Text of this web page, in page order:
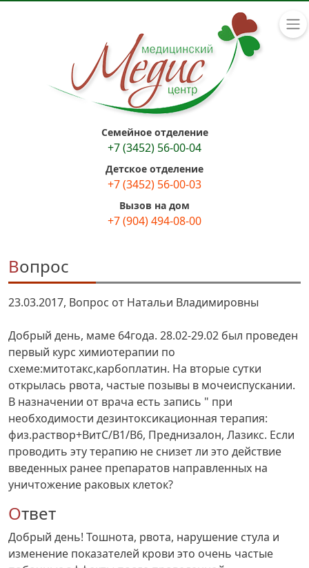
Семейное отделение
+7 (3452) 56-00-04
Детское отделение
+7 (3452) 56-00-03
Вызов на дом
+7 (904) 494-08-00
Вопрос
23.03.2017, Вопрос от Натальи Владимировны
Добрый день, маме 64года. 28.02-29.02 был проведен
первый курс химиотерапии по
схеме:митотакс,карбоплатин. На вторые сутки
открылась рвота, частые позывы в мочеиспускании.
В назначении от врача есть запись " при
необходимости дезинтоксикационная терапия:
физ.раствор+ВитС/В1/В6, Преднизалон, Лазикс. Если
проводить эту терапию не снизет ли это действие
введенных ранее препаратов направленных на
уничтожение раковых клеток?
Ответ
Добрый день! Тошнота, рвота, нарушение стула и
изменение показателей крови это очень частые